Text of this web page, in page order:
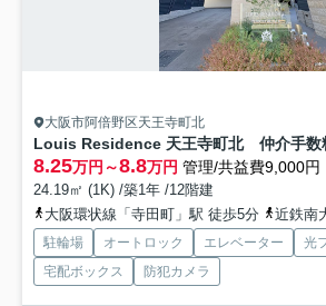
大阪市阿倍野区天王寺町北
Louis Residence 天王寺町北 仲介手数
8.25万円～8.8万円 管理/共益費9,000円
24.19㎡ (1K) /築1年 /12階建
大阪環状線「寺田町」駅 徒歩5分
近鉄南大
駐輪場 オートロック エレベーター
光
宅配ボックス
防犯カメラ